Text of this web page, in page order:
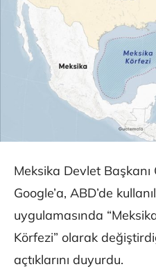
Meksika Devlet
Google’a, ABD’de
uygulamasında
Körfezi” olarak
açtıklarını duyurdu.